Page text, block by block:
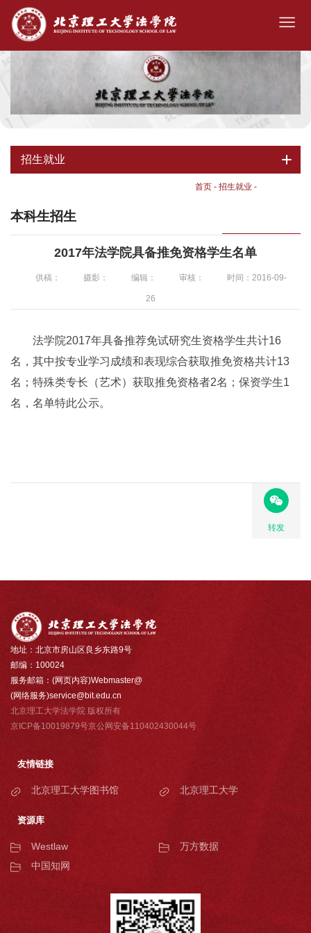
招生就业
首页 - 招生就业 -
本科生招生
2017年法学院具备推免资格学生名单
供稿： 摄影： 编辑： 审核： 时间：2016-09-
26
法学院2017年具备推荐免试研究生资格学生共计16
名，其中按专业学习成绩和表现综合获取推免资格共计13
名；特殊类专长（艺术）获取推免资格者2名；保资学生1
名，名单特此公示。
转发
地址：北京市房山区良乡东路9号
邮编：100024
服务邮箱：(网页内容)Webmaster@
(网络服务)service@bit.edu.cn
北京理工大学法学院 版权所有
京ICP备10019879号京公网安备110402430044号
友情链接
北京理工大学图书馆 北京理工大学
资源库
Westlaw
万方数据
中国知网